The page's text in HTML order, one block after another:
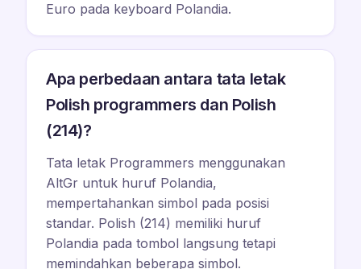
Euro pada keyboard Polandia.
Apa perbedaan antara tata letak
Polish programmers dan Polish
(214)?
Tata letak Programmers menggunakan
AltGr untuk huruf Polandia,
mempertahankan simbol pada posisi
standar. Polish (214) memiliki huruf
Polandia pada tombol langsung tetapi
memindahkan beberapa simbol.